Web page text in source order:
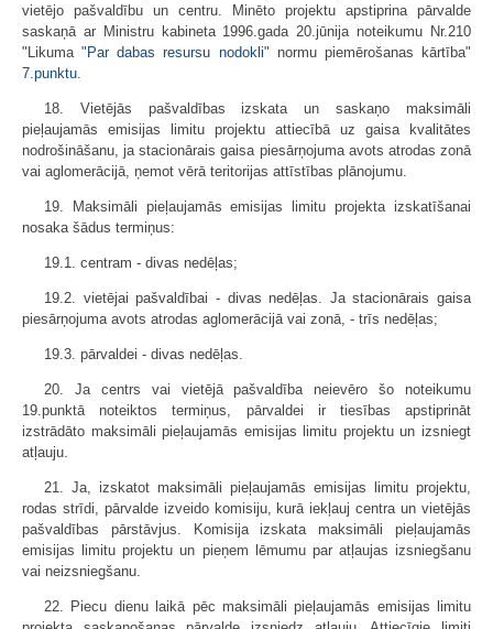
vietējo pašvaldību un centru. Minēto projektu apstiprina pārvalde
saskaņā ar Ministru kabineta 1996.gada 20.jūnija noteikumu Nr.210
"Likuma "Par dabas resursu nodokli" normu piemērošanas kārtība"
7.punktu
18. Vietējās pašvaldības izskata un saskaņo maksimāli
pieļaujamās emisijas limitu projektu attiecībā uz gaisa kvalitātes
nodrošināšanu, ja stacionārais gaisa piesārņojuma avots atrodas zonā
vai aglomerācijā, ņemot vērā teritorijas attīstības plānojumu.
19. Maksimāli pieļaujamās emisijas limitu projekta izskatīšanai
nosaka šādus termiņus:
19.1. centram - divas nedēļas;
19.2. vietējai pašvaldībai - divas nedēļas. Ja stacionārais gaisa
piesārņojuma avots atrodas aglomerācijā vai zonā, - trīs nedēļas;
19.3. pārvaldei - divas nedēļas.
20. Ja centrs vai vietējā pašvaldība neievēro šo noteikumu
19.punktā noteiktos termiņus, pārvaldei ir tiesības apstiprināt
izstrādāto maksimāli pieļaujamās emisijas limitu projektu un izsniegt
atļauju.
21. Ja, izskatot maksimāli pieļaujamās emisijas limitu projektu,
rodas strīdi, pārvalde izveido komisiju, kurā iekļauj centra un vietējās
pašvaldības pārstāvjus. Komisija izskata maksimāli pieļaujamās
emisijas limitu projektu un pieņem lēmumu par atļaujas izsniegšanu
vai neizsniegšanu.
22. Piecu dienu laikā pēc maksimāli pieļaujamās emisijas limitu